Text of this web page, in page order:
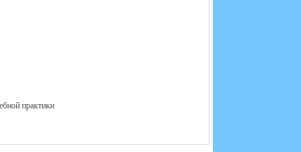
практики